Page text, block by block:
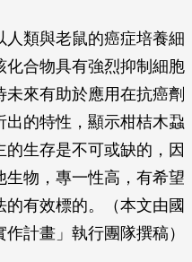
類與老鼠的癌症培養細
化合物具有強烈抑制細胞
來有助於應用在抗癌劑
的特性，顯示柑桔木蝨
生存是不可或缺的，因
物，專一性高，有希望
有效標的。（本文由國
計畫」執行團隊撰稿）